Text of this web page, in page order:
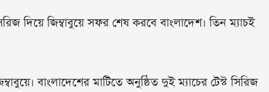
দিয়ে জিম্বাবুয়ে সফর শেষ করবে বাংলাদেশ। তিন ম্যাচই
বাংলাদেশের মাটিতে অনুষ্ঠিত দুই ম্যাচের টেস্ট সিরিজ